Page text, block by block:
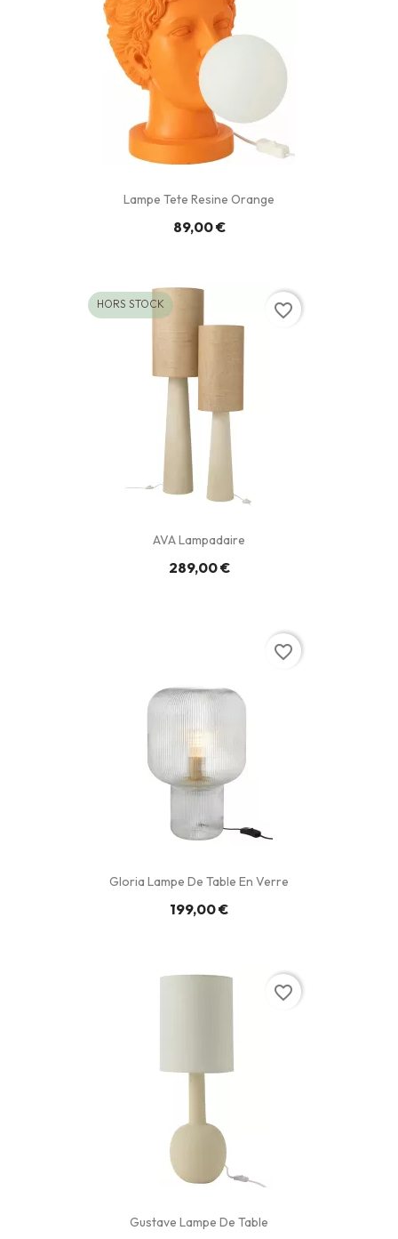
Lampe Tete Resine Orange
89,00 €
AVA Lampadaire
289,00 €
HORS STOCK favorite_border
Gloria Lampe De Table En Verre
199,00 €
favorite_border
Gustave Lampe De Table
favorite_border